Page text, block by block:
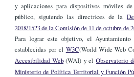
y aplicaciones para dispositivos móviles
público, siguiendo las directrices de la
2018/1523 de la Comisión de 11 de octubre de
Para lograr este objetivo, el Ayuntamiento
establecidas por el W3C(World Wide Web
Accesibilidad Web(WAI) y elObservatorio
Ministerio de Política Territorial y Función